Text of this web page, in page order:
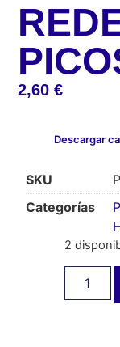
2,60€
Descargar
SKU
Categorías
2